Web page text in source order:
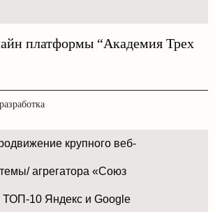
платформы “Академия Трех